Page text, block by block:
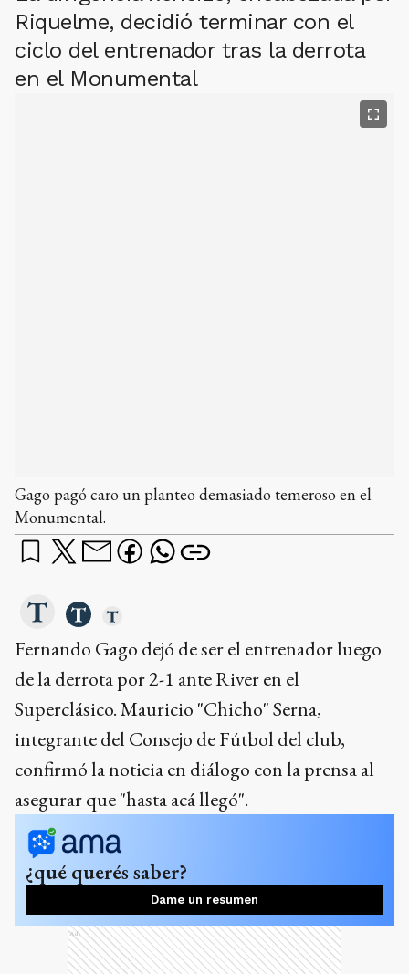
Riquelme, decidió terminar con el
ciclo del entrenador tras la derrota
en el Monumental
Gago pagó caro un planteo demasiado temeroso en el
Monumental.
Fernando Gago dejó de ser el entrenador luego
de la derrota por 2-1 ante River en el
Superclásico. Mauricio "Chicho" Serna,
integrante del Consejo de Fútbol del club,
confirmó la noticia en diálogo con la prensa al
asegurar que "hasta acá llegó".
¿qué querés saber?
Dame un resumen
Ads